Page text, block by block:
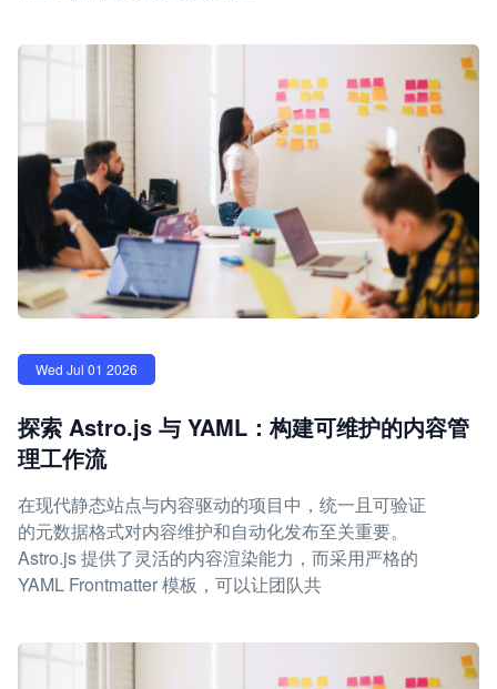
Wed Jul 01 2026
探索 Astro.js 与 YAML：构建可维护的内容管
理工作流
在现代静态站点与内容驱动的项目中，统一且可验证
的元数据格式对内容维护和自动化发布至关重要。
Astro.js 提供了灵活的内容渲染能力，而采用严格的
YAML Frontmatter 模板，可以让团队共